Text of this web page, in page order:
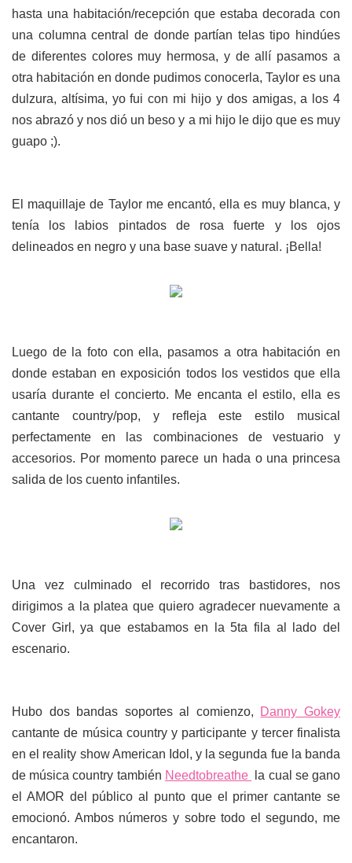
hasta una habitación/recepción que estaba decorada con
una columna central de donde partían telas tipo hindúes
de diferentes colores muy hermosa, y de allí pasamos a
otra habitación en donde pudimos conocerla, Taylor es una
dulzura, altísima, yo fui con mi hijo y dos amigas, a los 4
nos abrazó y nos dió un beso y a mi hijo le dijo que es muy
guapo ;).
El maquillaje de Taylor me encantó, ella es muy blanca, y
tenía los labios pintados de rosa fuerte y los ojos
delineados en negro y una base suave y natural. ¡Bella!
Luego de la foto con ella, pasamos a otra habitación en
donde estaban en exposición todos los vestidos que ella
usaría durante el concierto. Me encanta el estilo, ella es
cantante country/pop, y refleja este estilo musical
perfectamente en las combinaciones de vestuario y
accesorios. Por momento parece un hada o una princesa
salida de los cuento infantiles.
Una vez culminado el recorrido tras bastidores, nos
dirigimos a la platea que quiero agradecer nuevamente a
Cover Girl, ya que estabamos en la 5ta fila al lado del
escenario.
Hubo dos bandas soportes al comienzo, Danny Gokey
cantante de música country y participante y tercer finalista
en el reality show American Idol, y la segunda fue la banda
de música country también Needtobreathe
la cual se gano
el AMOR del público al punto que el primer cantante se
emocionó. Ambos números y sobre todo el segundo, me
encantaron.